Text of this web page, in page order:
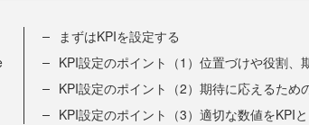
まずはKPIを設定する
KPI設定のポイント（1）位置づけや役割、
KPI設定のポイント（2）期待に応えるため
KPI設定のポイント（3）適切な数値をKPI